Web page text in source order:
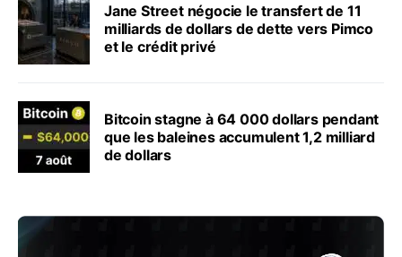
Jane Street négocie le transfert de 11
milliards de dollars de dette vers Pimco
et le crédit privé
Bitcoin stagne à 64 000 dollars pendant
que les baleines accumulent 1,2 milliard
de dollars